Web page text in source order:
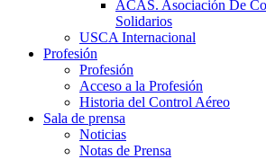
ACAS. Asociación De
Solidarios
USCA Internacional
Profesión
Profesión
Acceso a la Profesión
Historia del Control Aéreo
Sala de prensa
Noticias
Notas de Prensa